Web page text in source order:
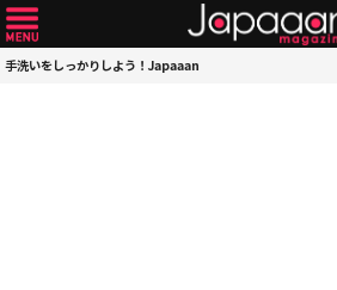
手洗いをしっかりしよう！Japaaan